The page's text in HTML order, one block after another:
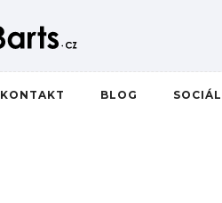
KONTAKT BLOG